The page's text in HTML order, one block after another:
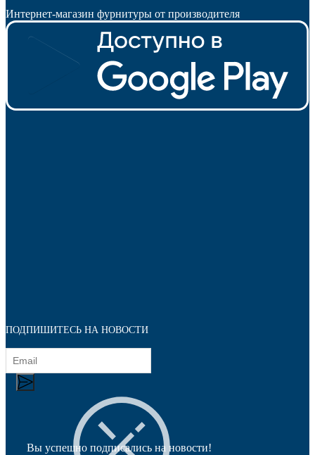
Колесные опоры
Интернет-магазин фурнитуры от производителя
ПОДПИШИТЕСЬ НА НОВОСТИ
Вы успешно подписались на новости!